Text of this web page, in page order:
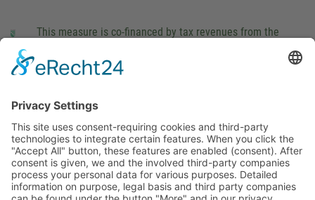
This measure is co-financed by tax revenues from the
Landtag (parliament).
This site uses consent-requiring cookies and third-party
technologies to integrate certain features. When you click the
"Accept All" button, these features are enabled (consent).